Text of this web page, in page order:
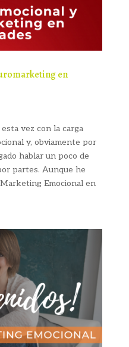
en
vez con la carga
y, obviamente por
hablar un poco de
partes. Aunque he
Emocional en